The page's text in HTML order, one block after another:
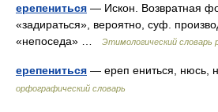
ерепениться — Искон. Возвратная
«задираться», вероятно, суф.
«непоседа» …
Этимологический словарь
ерепениться — ереп ениться, нюсь,
орфографический словарь